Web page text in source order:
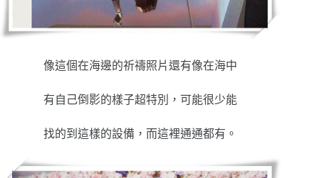
像這個在海邊的祈禱照片還有像在海中
有自己倒影的樣子超特別，可能很少能
找的到這樣的設備，而這裡通通都有。